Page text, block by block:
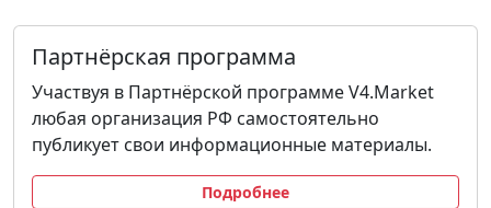
Партнёрская программа
Участвуя в Партнёрской программе V4.Market
любая организация РФ самостоятельно
публикует свои информационные материалы.
Подробнее